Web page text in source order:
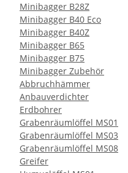
Minibagger B28Z
Minibagger B40 Eco
Minibagger B40Z
Minibagger B65
Minibagger B75
Minibagger Zubehör
Abbruchhämmer
Anbauverdichter
Erdbohrer
Grabenräumlöffel MS01
Grabenräumlöffel MS03
Grabenräumlöffel MS08
Greifer